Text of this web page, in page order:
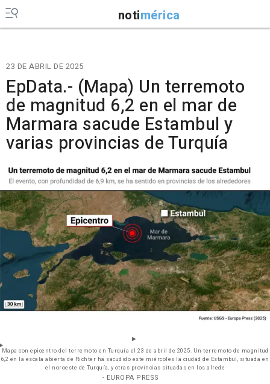
notimérica
23 DE ABRIL DE 2025
EpData.- (Mapa) Un terremoto
de magnitud 6,2 en el mar de
Marmara sacude Estambul y
varias provincias de Turquía
Mapa con epicentro del terremoto en Turquía el 23 de abril de 2025. Un terremoto de magnitud
6,2 en la escala abierta de Richter ha sacudido este miércoles la ciudad de Estambul, situada en
el noroeste de Turquía, y otras provincias situadas en los alrede
- EUROPA PRESS